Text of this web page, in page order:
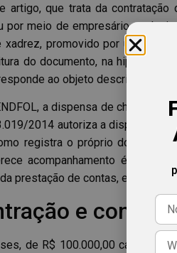
artigo, que trata da
por meio de empresário
promovido por uma
do documento, na hipótese
ao objeto descrito.
a dispensa de
2014 autoriza a dispensa
registra o próprio
acompanhamento é a
prestação de contas, exigidas
e
de R$ 100.000,00 cada,